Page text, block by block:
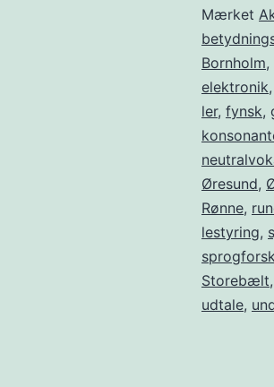
…
Mærket
Bornholm,
elektronik
ler, fynsk,
Øresund,
Rønne,
le­sty­­ring,
Storebælt
udtale,